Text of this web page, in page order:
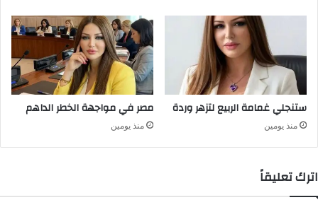
ستنجلي غمامة الربيع لتزهر وردة
منذ يومين
مصر في مواجهة الخطر الداهم
منذ يومين
اترك تعليقاً